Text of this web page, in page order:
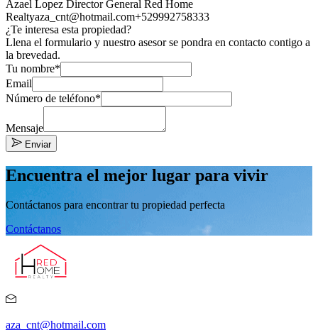
Azael Lopez Director General Red Home
Realtyaza_cnt@hotmail.com+529992758333
¿Te interesa esta propiedad?
Llena el formulario y nuestro asesor se pondra en contacto contigo a
la brevedad.
Tu nombre*
Email
Número de teléfono*
Mensaje
Enviar
Encuentra el mejor lugar para vivir
Contáctanos para encontrar tu propiedad perfecta
Contáctanos
aza_cnt@hotmail.com